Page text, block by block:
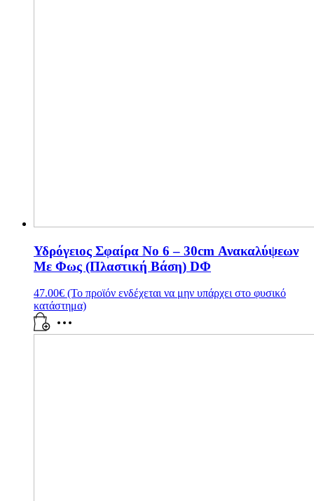
Υδρόγειος Σφαίρα Νο 6 – 30cm Ανακαλύψεων
Με Φως (Πλαστική Βάση) DΦ
47.00€ (Το προϊόν ενδέχεται να μην υπάρχει στο φυσικό
κατάστημα)